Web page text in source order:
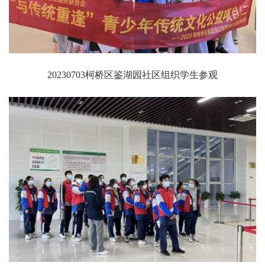
20230703柯桥区鉴湖园社区组织学生参观